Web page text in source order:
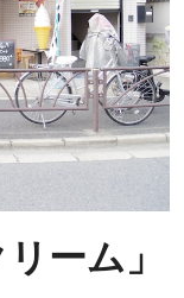
ーム」